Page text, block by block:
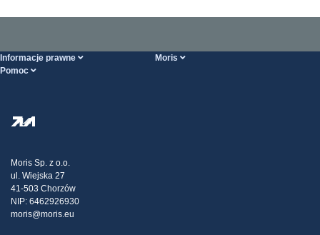
Informacje prawne Moris
Pomoc
Transport
Reklamacje
Moris Sp. z o.o.
ul. Wiejska 27
41-503 Chorzów
NIP: 6462926930
moris@moris.eu